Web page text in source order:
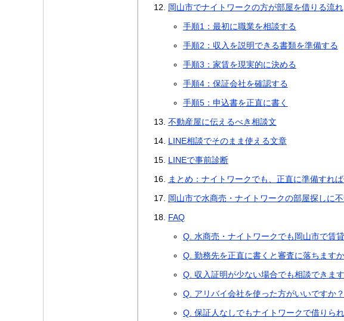
岡山市でナイトワークの方が部屋を借りる流れ
手順1：最初に職業を相談する
手順2：収入を説明できる書類を準備する
手順3：家賃を現実的に決める
手順4：保証会社を確認する
手順5：申込書を正直に書く
不動産屋に伝えるべき相談文
LINE相談でそのまま使える文章
LINEで事前診断
まとめ：ナイトワークでも、正直に準備すれ
岡山市で水商売・ナイトワークの部屋探しに
FAQ
Q. 水商売・ナイトワークでも岡山市で賃
Q. 勤務先を正直に書くと審査に落ちます
Q. 収入証明が少ない場合でも相談できま
Q. アリバイ会社を使った方がいいですか？
Q. 保証人なしでもナイトワークで借りら